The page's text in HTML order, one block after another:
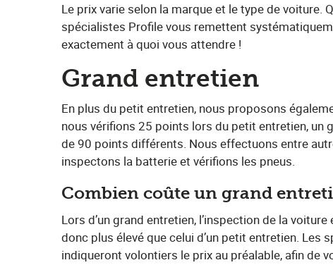
Le prix varie selon la marque et le type de voiture.
spécialistes Profile vous remettent
exactement à quoi vous attendre !
Grand entretien
En plus du petit entretien, nous proposons
nous vérifions 25 points lors du petit entretien, un
de 90 points différents. Nous effectuons entre
inspectons la batterie et vérifions les pneus.
Combien coûte un grand
Lors d’un grand entretien, l’inspection de la
donc plus élevé que celui d’un petit entretien. Les
indiqueront volontiers le prix au préalable, afin de